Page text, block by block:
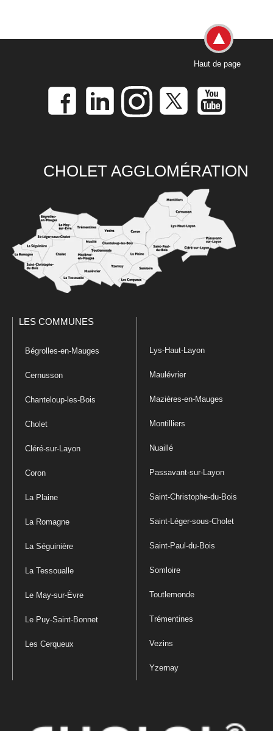
Haut de page
CHOLET AGGLOMÉRATION
LES COMMUNES
Bégrolles-en-Mauges
Cernusson
Chanteloup-les-Bois
Cholet
Cléré-sur-Layon
Coron
La Plaine
La Romagne
La Séguinière
La Tessoualle
Le May-sur-Èvre
Le Puy-Saint-Bonnet
Les Cerqueux
Lys-Haut-Layon
Maulévrier
Mazières-en-Mauges
Montilliers
Nuaillé
Passavant-sur-Layon
Saint-Christophe-du-Bois
Saint-Léger-sous-Cholet
Saint-Paul-du-Bois
Somloire
Toutlemonde
Trémentines
Vezins
Yzernay